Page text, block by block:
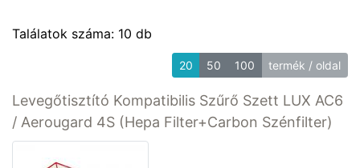
Találatok száma: 10 db
20 50 100 termék / oldal
Levegőtisztító Kompatibilis Szűrő Szett LUX AC6
/ Aerougard 4S (Hepa Filter+Carbon Szénfilter)